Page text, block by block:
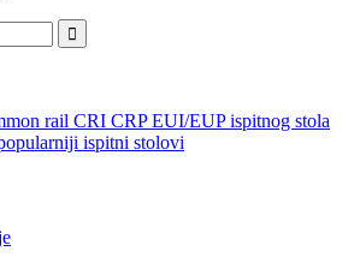
rail CRI CRP EUI/EUP ispitnog stola
ispitni stolovi